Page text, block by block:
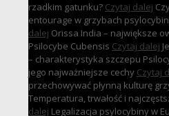
rzadkim gatunku? Czytaj dalej
entourage w grzybach
dalej Orissa India – największe
Psilocybe Cubensis Czytaj dalej
– charakterystyka szczepu
jego najważniejsze cechy Czytaj
przechowywać płynną kulturę
Temperatura, trwałość i
dalej Legalizacja psylocybiny w